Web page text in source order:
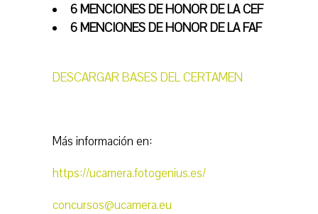
6 MENCIONES DE HONOR DE LA CEF
6 MENCIONES DE HONOR DE LA FAF
DESCARGAR BASES DEL CERTAMEN
Más información en:
https://ucamera.fotogenius.es/
concursos@ucamera.eu